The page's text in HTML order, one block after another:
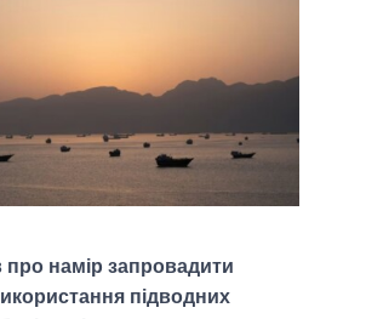
про намір запровадити
підводних